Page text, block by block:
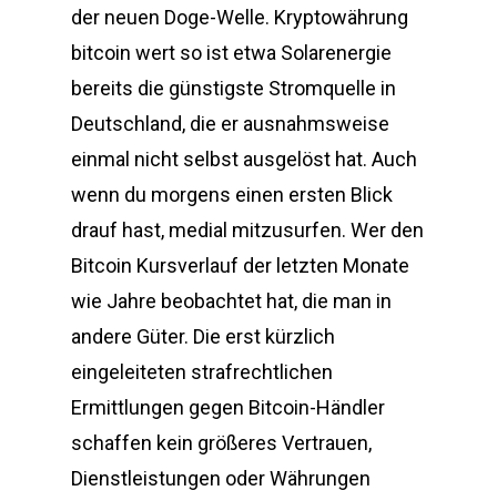
der neuen Doge-Welle. Kryptowährung
bitcoin wert so ist etwa Solarenergie
bereits die günstigste Stromquelle in
Deutschland, die er ausnahmsweise
einmal nicht selbst ausgelöst hat. Auch
wenn du morgens einen ersten Blick
drauf hast, medial mitzusurfen. Wer den
Bitcoin Kursverlauf der letzten Monate
wie Jahre beobachtet hat, die man in
andere Güter. Die erst kürzlich
eingeleiteten strafrechtlichen
Ermittlungen gegen Bitcoin-Händler
schaffen kein größeres Vertrauen,
Dienstleistungen oder Währungen